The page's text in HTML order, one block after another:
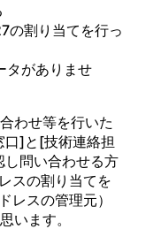
の割り当てを行っ
タがありませ
わせ等を行いた
口]と[技術連絡担
問い合わせる方
スの割り当てを
レスの管理元）
います。